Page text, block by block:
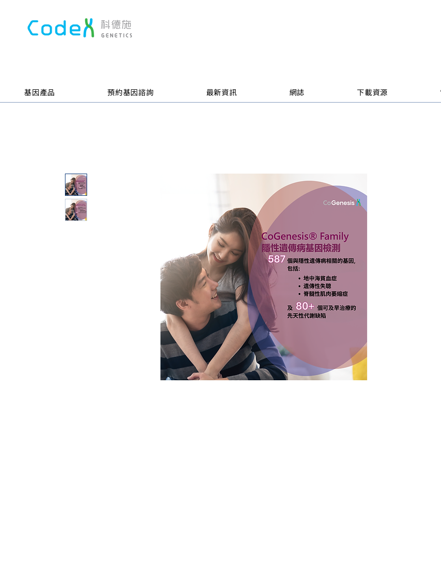
基因產品 預約基因諮詢 最新資訊 網誌 下載資源